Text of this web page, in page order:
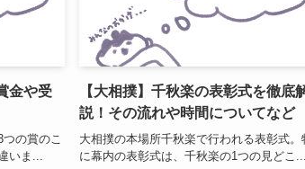
金や受
の賞のこ
いま...
【大相撲】千秋楽の表彰式を徹底
説！その流れや時間についてなど
大相撲の本場所千秋楽で行われる表彰式。
に幕内の表彰式は、千秋楽の1つの見どこ...